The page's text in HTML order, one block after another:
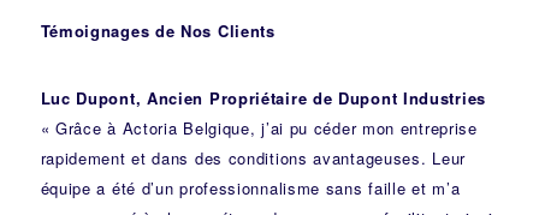
Témoignages de Nos Clients
Luc Dupont, Ancien Propriétaire de Dupont Industries
« Grâce à Actoria Belgique, j’ai pu céder mon entreprise
rapidement et dans des conditions avantageuses. Leur
équipe a été d’un professionnalisme sans faille et m’a